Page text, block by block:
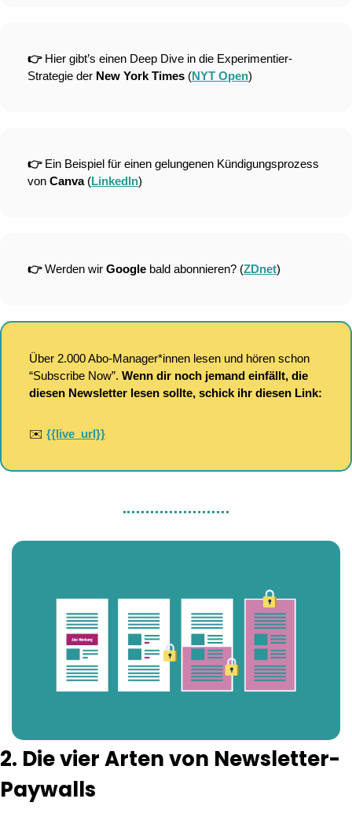
👉 Hier gibt’s einen Deep Dive in die Experimentier-
Strategie der New York Times (NYT Open)
👉 Ein Beispiel für einen gelungenen Kündigungsprozess
von Canva (LinkedIn)
👉 Werden wir Google bald abonnieren? (ZDnet)
Über 2.000 Abo-Manager*innen lesen und hören schon
“Subscribe Now”. Wenn dir noch jemand einfällt, die
diesen Newsletter lesen sollte, schick ihr diesen Link:
✉️ {{live_url}}
2. Die vier Arten von Newsletter-
Paywalls